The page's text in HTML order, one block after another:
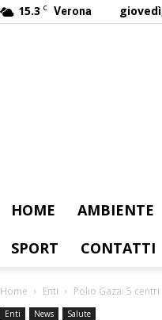
15.3 C Verona
HOME AMBIENTE
SPORT
CONTATTI
Home Enti Polio Gaza: 5
Enti News Salute